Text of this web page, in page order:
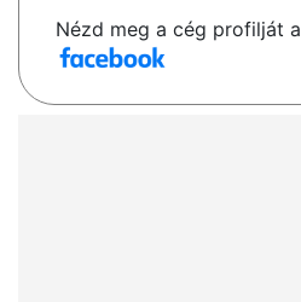
Nézd meg a cég profilját a